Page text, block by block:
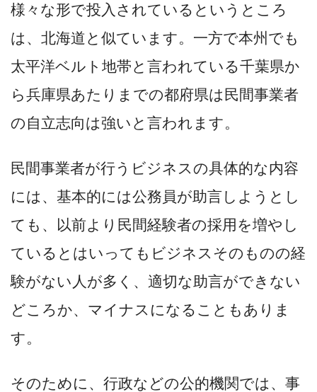
様々な形で投入されているというところ
は、北海道と似ています。一方で本州でも
太平洋ベルト地帯と言われている千葉県か
ら兵庫県あたりまでの都府県は民間事業者
の自立志向は強いと言われます。
民間事業者が行うビジネスの具体的な内容
には、基本的には公務員が助言しようとし
ても、以前より民間経験者の採用を増やし
ているとはいってもビジネスそのものの経
験がない人が多く、適切な助言ができない
どころか、マイナスになることもありま
す。
そのために、行政などの公的機関では、事